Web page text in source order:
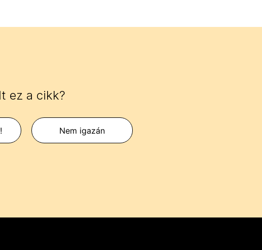
ez a cikk?
Nem igazán